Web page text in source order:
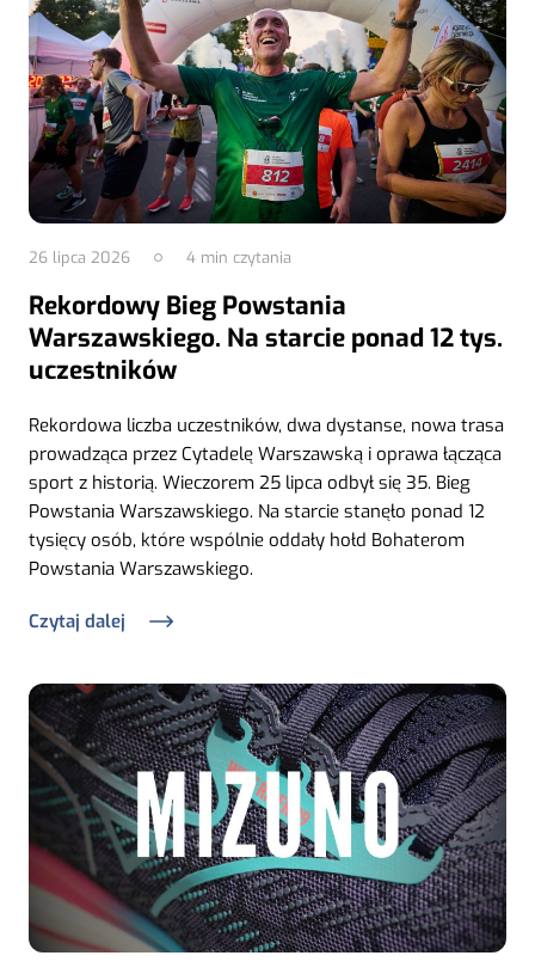
26 lipca 2026 4 min czytania
Rekordowy Bieg Powstania
Warszawskiego. Na starcie ponad 12 tys.
uczestników
Rekordowa liczba uczestników, dwa dystanse, nowa trasa
prowadząca przez Cytadelę Warszawską i oprawa łącząca
sport z historią. Wieczorem 25 lipca odbył się 35. Bieg
Powstania Warszawskiego. Na starcie stanęło ponad 12
tysięcy osób, które wspólnie oddały hołd Bohaterom
Powstania Warszawskiego.
Czytaj dalej